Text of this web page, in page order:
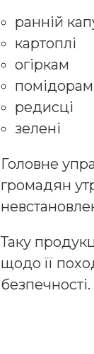
ранній
картоплі
огіркам
помідорам
редисці
зелені
Головне
громадян
Таку
щодо її
безпечності.